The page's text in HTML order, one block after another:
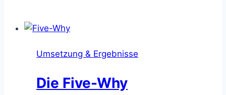
visualisieren
Umsetzung & Ergebnisse
Die Five-Why